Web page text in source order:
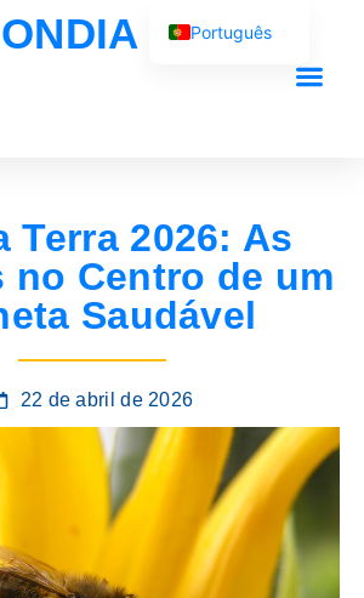
Terra 2026: As
no Centro de um
Saudável
22 de abril de 2026
Português
Русский